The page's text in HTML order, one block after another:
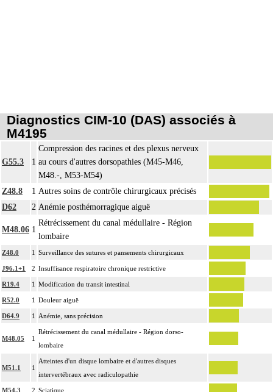
Diagnostics CIM-10 (DAS) associés à
M4195
G55.3 1
Compression des racines et des plexus nerveux
au cours d'autres dorsopathies (M45-M46,
M48.-, M53-M54)
Z48.8
1 Autres soins de contrôle chirurgicaux précisés
D62
2 Anémie posthémorragique aiguë
M48.06 1
Rétrécissement du canal médullaire - Région
lombaire
Z48.0 1 Surveillance des sutures et pansements chirurgicaux
J96.1+1 2 Insuffisance respiratoire chronique restrictive
R19.4 1 Modification du transit intestinal
R52.0 1 Douleur aiguë
D64.9 1 Anémie, sans précision
M48.05 1
Rétrécissement du canal médullaire - Région dorso-
lombaire
M51.1 1
Atteintes d'un disque lombaire et d'autres disques
intervertébraux avec radiculopathie
M54.3 2 Sciatique